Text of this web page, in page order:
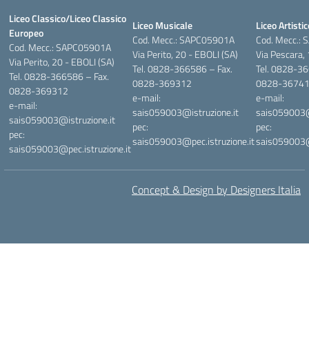
Liceo Classico/Liceo Classico
Europeo
Cod. Mecc.: SAPC05901A
Via Perito, 20 - EBOLI (SA)
Tel. 0828-366586 – Fax.
0828-369312
e-mail:
sais059003@istruzione.it
pec:
sais059003@pec.istruzione.it
Liceo Musicale
Cod. Mecc.: SAPC05901A
Via Perito, 20 - EBOLI (SA)
Tel. 0828-366586 – Fax.
0828-369312
e-mail:
sais059003@istruzione.it
pec:
sais059003@pec.istruzione.it
Liceo
Cod. Mecc.:
Via
Tel. 0828-
0828-
e-mail:
pec:
Concept & Design by Designers Italia